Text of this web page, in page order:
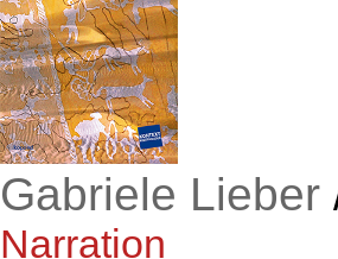
Gabriele Lieber
Narration